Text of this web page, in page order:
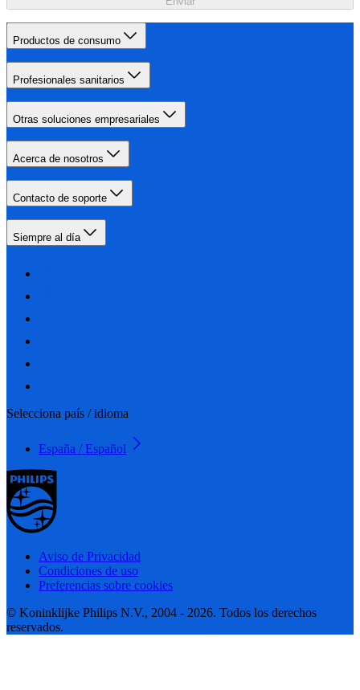
Productos de consumo
Profesionales sanitarios
Otras soluciones empresariales
Acerca de nosotros
Contacto de soporte
Siempre al día
Selecciona país / idioma
España / Español
Aviso de Privacidad
Condiciones de uso
Preferencias sobre cookies
© Koninklijke Philips N.V., 2004 - 2026. Todos los derechos
reservados.